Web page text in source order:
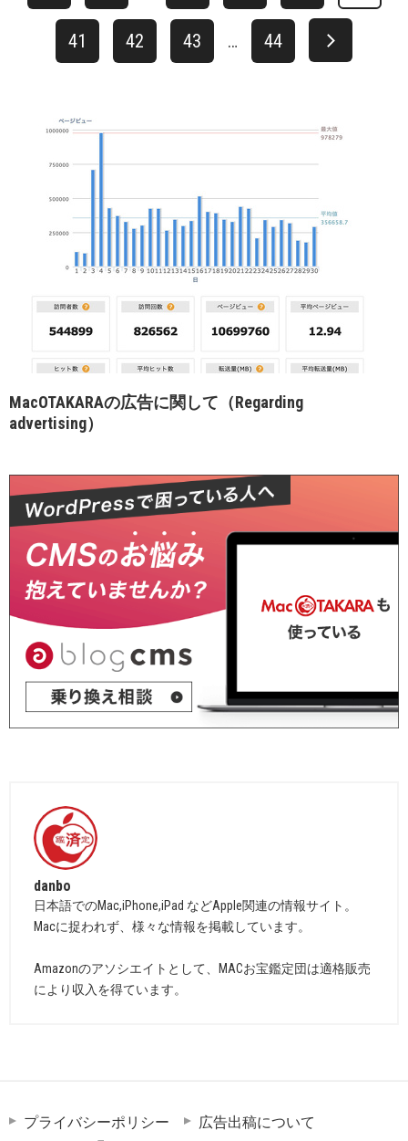
41 42 43 … 44
MacOTAKARAの広告に関して（Regarding
advertising）
danbo
日本語でのMac,iPhone,iPad などApple関連の情報サイト。
Macに捉われず、様々な情報を掲載しています。
Amazonのアソシエイトとして、MACお宝鑑定団は適格販売
により収入を得ています。
プライバシーポリシー
広告出稿について